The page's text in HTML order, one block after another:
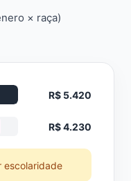
× raça)
R$ 5.420
R$ 4.230
escolaridade